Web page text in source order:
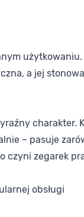
a jej
charakter.
– pasuje
czyni zegarek
obsługi